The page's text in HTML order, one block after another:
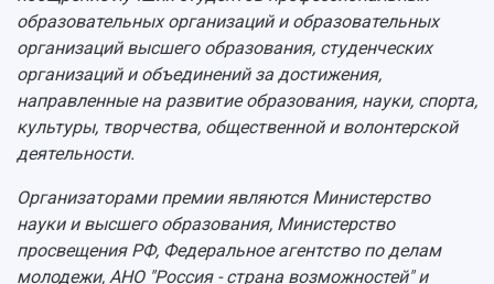
образовательных организаций и образовательных
организаций высшего образования, студенческих
организаций и объединений за достижения,
направленные на развитие образования, науки, спорта,
культуры, творчества, общественной и волонтерской
деятельности.
Организаторами премии являются Министерство
науки и высшего образования, Министерство
просвещения РФ, Федеральное агентство по делам
молодежи, АНО "Россия - страна возможностей" и